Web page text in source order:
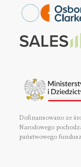
Dofinansowano ze
Narodowego
państwowego